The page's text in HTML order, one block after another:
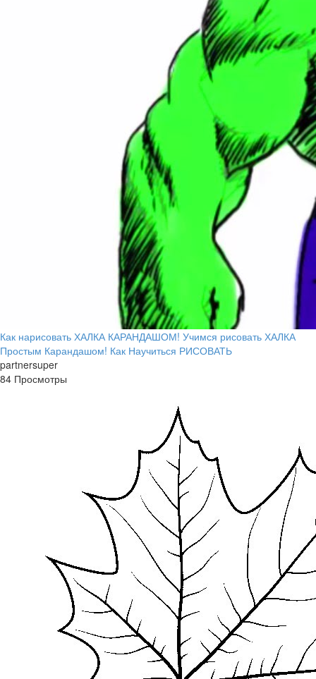
Как нарисовать ХАЛКА КАРАНДАШОМ! Учимся рисовать ХАЛКА
Простым Карандашом! Как Научиться РИСОВАТЬ
partnersuper
84 Просмотры